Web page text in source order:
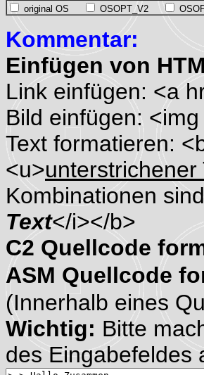
original OS
OSOPT_V2
Kommentar:
Einfügen von
Link einfügen: <a
Bild einfügen:
Text formatieren:
<u>unterstrichener
Kombinationen
Text</i></b>
C2 Quellcode
ASM Quellcode
(Innerhalb eines
Wichtig: Bitte
des